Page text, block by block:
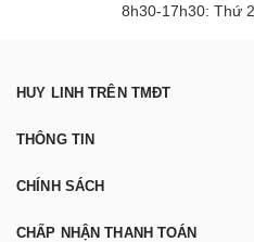
8h30-17h30: Thứ
HUY LINH TRÊN TMĐT
THÔNG TIN
CHÍNH SÁCH
CHẤP NHẬN THANH TOÁN